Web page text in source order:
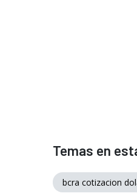
Temas en
bcra cotizacion